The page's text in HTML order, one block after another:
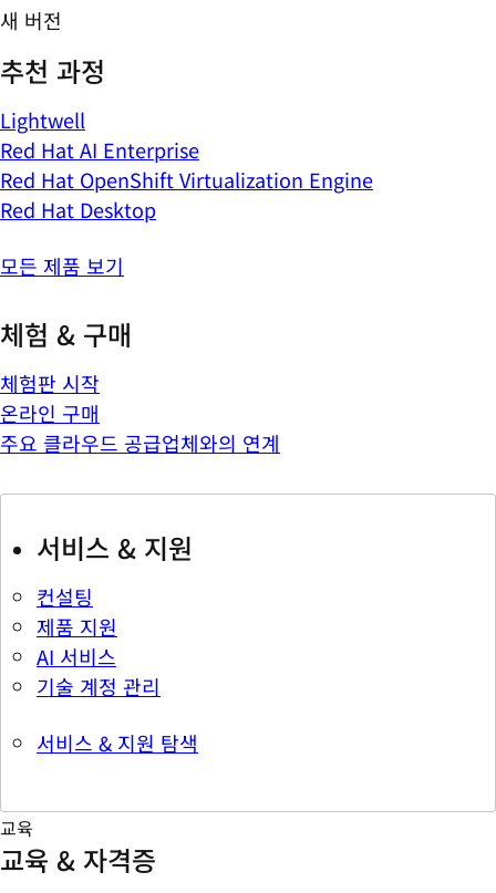
새 버전
추천 과정
Lightwell
Red Hat AI Enterprise
Red Hat OpenShift Virtualization Engine
Red Hat Desktop
모든 제품 보기
체험 & 구매
체험판 시작
온라인 구매
주요 클라우드 공급업체와의 연계
서비스 & 지원
컨설팅
제품 지원
AI 서비스
기술 계정 관리
서비스 & 지원 탐색
교육
교육 & 자격증